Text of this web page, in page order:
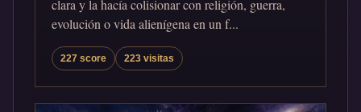
clara y la hacía colisionar con religión, guerra,
evolución o vida alienígena en un f...
227 score 223 visitas